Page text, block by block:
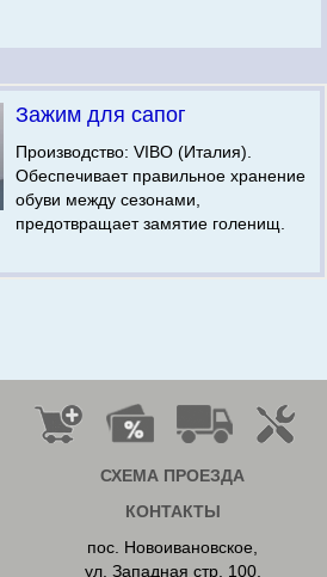
Зажим для сапог
Производство: VIBO (Италия).
Обеспечивает правильное хранение
обуви между сезонами,
предотвращает замятие голенищ.
СХЕМА ПРОЕЗДА
КОНТАКТЫ
пос. Новоивановское
ул. Западная стр. 100,